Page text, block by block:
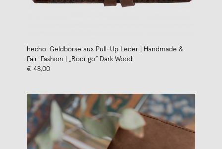
hecho. Geldbörse aus Pull-Up Leder | Handmade &
Fair-Fashion | „Rodrigo“ Dark Wood
€ 48,00